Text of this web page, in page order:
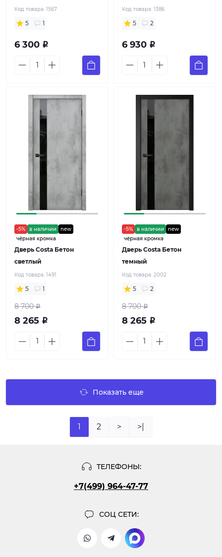
Код товара: 1567
5 1
6 300 Р
Код товара: 1386
5 2
6 930 Р
-5% в наличии
new
чёрная кромка
Дверь Costa Бетон
светлый
Код товара: 1491
5 1
8 700Р
8 265 Р
-5% в наличии
new
чёрная кромка
Дверь Costa Бетон
темный
Код товара: 2002
5 2
8 700Р
8 265 Р
Показать еще
1 2 > >|
ТЕЛЕФОНЫ:
+7(499) 964-47-77
СОЦ СЕТИ: